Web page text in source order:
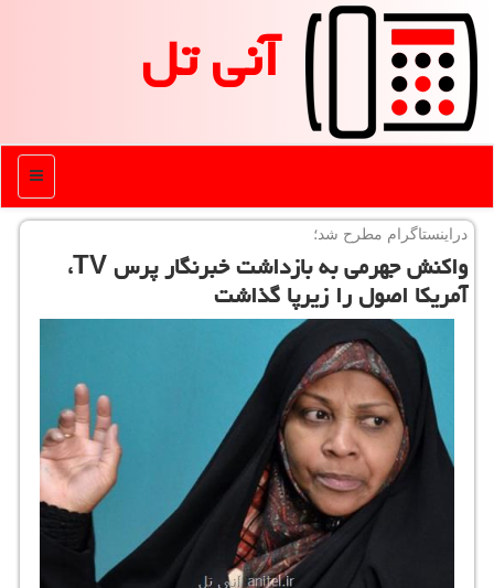
آنی تل
منو
دراینستاگرام مطرح شد؛
واكنش جهرمی به بازداشت خبرنگار پرس TV،
آمریكا اصول را زیرپا گذاشت